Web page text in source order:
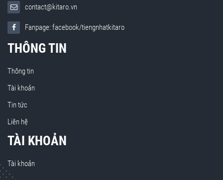
contact@kitaro.vn
Fanpage: facebook/tiengnhatkitaro
THÔNG TIN
Thông tin
Tài khoản
Tin tức
Liên hệ
TÀI KHOẢN
Tài khoản